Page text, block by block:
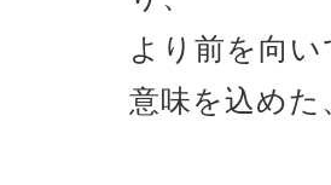
より前を向
意味を込め